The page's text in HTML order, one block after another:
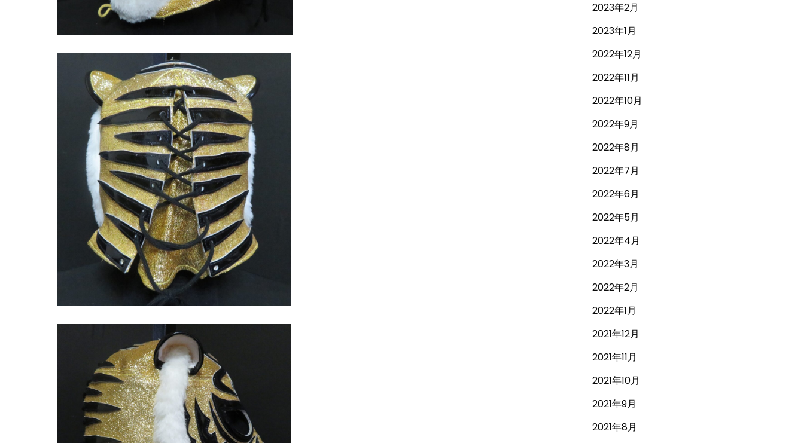
2023年2月
2023年1月
2022年12月
2022年11月
2022年10月
2022年9月
2022年8月
2022年7月
2022年6月
2022年5月
2022年4月
2022年3月
2022年2月
2022年1月
2021年12月
2021年11月
2021年10月
2021年9月
2021年8月